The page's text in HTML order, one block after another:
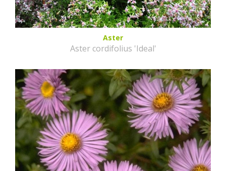
Aster
Aster cordifolius 'Ideal'